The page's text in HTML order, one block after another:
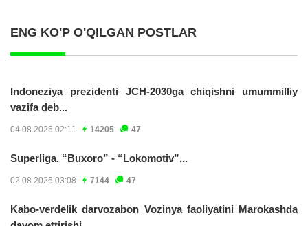
ENG KO'P O'QILGAN POSTLAR
Indoneziya prezidenti JCH-2030ga chiqishni umummilliy
vazifa deb...
04.08.2026 02:11 14205 47
Superliga. “Buxoro” - “Lokomotiv”...
02.08.2026 03:08 7144 47
Kabo-verdelik darvozabon Vozinya faoliyatini Marokashda